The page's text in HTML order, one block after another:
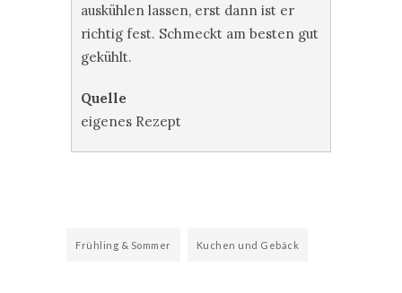
auskühlen lassen, erst dann ist er
richtig fest. Schmeckt am besten gut
gekühlt.
Quelle
eigenes Rezept
Frühling & Sommer Kuchen und Gebäck